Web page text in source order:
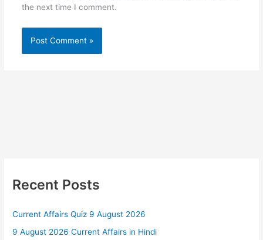
the next time I comment.
Recent Posts
Current Affairs Quiz 9 August 2026
9 August 2026 Current Affairs in Hindi